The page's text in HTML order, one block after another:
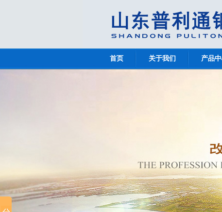
首页 关于我们 产品